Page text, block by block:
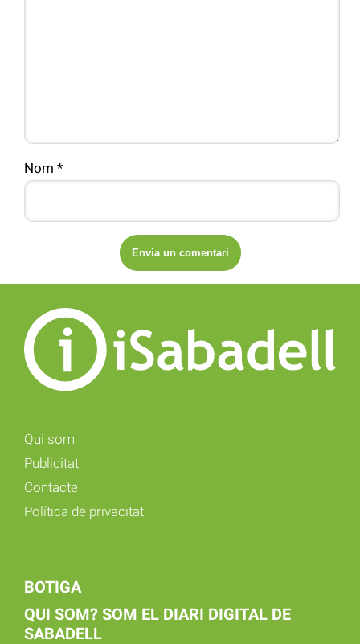
Nom *
Qui som
Publicitat
Contacte
Política de privacitat
BOTIGA
QUI SOM? SOM EL DIARI DIGITAL DE
SABADELL